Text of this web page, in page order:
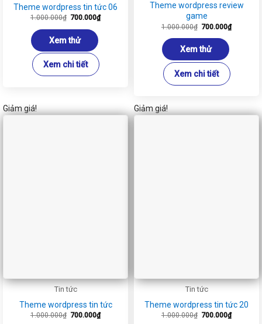
Theme wordpress tin tức 06
1.000.000₫ Giá
là:
1.000.000₫.
700.000₫Giá
hiện
Xem thử
Xem chi tiết
Theme wordpress review
game
1.000.000₫ Giá
là:
1.000.000₫.
700.000₫Giá
hiện
Xem thử
Xem chi tiết
Giảm giá!
Tin tức
Theme wordpress tin tức
1.000.000₫ Giá
700.000₫Giá
hiện
Giảm giá!
Tin tức
Theme wordpress tin tức 20
1.000.000₫ Giá
700.000₫Giá
hiện